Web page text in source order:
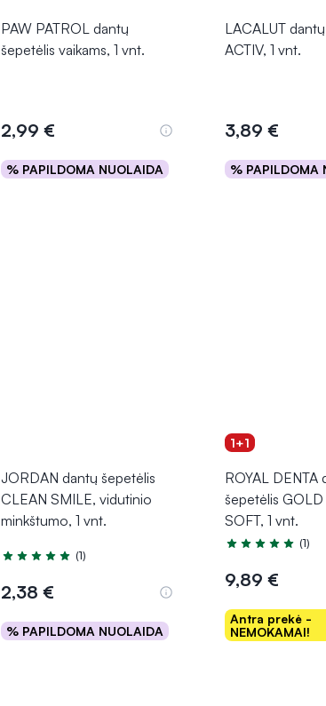
PAW PATROL dantų
šepetėlis vaikams, 1 vnt.
2,99 €
% PAPILDOMA NUOLAIDA
Į krepšelį
LACALUT
ACTIV, 1 vnt.
3,89 €
% PAPILDOMA
Į
JORDAN dantų šepetėlis
CLEAN SMILE, vidutinio
minkštumo, 1 vnt.
Įvertinimas 5.0 iš 5
(1)
2,38 €
% PAPILDOMA NUOLAIDA
Į krepšelį
1+1
ROYAL DENTA
šepetėlis GOLD
SOFT, 1 vnt.
Įvertinimas 5.0 iš
(1)
9,89 €
Antra prekė -
NEMOKAMAI!
Į